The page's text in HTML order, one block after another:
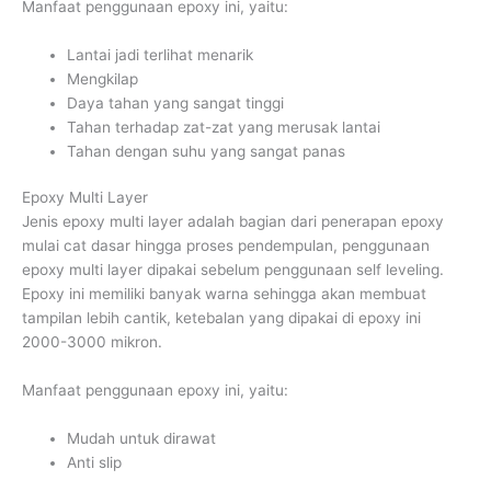
Manfaat penggunaan epoxy ini, yaitu:
Lantai jadi terlihat menarik
Mengkilap
Daya tahan yang sangat tinggi
Tahan terhadap zat-zat yang merusak lantai
Tahan dengan suhu yang sangat panas
Epoxy Multi Layer
Jenis epoxy multi layer adalah bagian dari penerapan epoxy
mulai cat dasar hingga proses pendempulan, penggunaan
epoxy multi layer dipakai sebelum penggunaan self leveling.
Epoxy ini memiliki banyak warna sehingga akan membuat
tampilan lebih cantik, ketebalan yang dipakai di epoxy ini
2000-3000 mikron.
Manfaat penggunaan epoxy ini, yaitu:
Mudah untuk dirawat
Anti slip